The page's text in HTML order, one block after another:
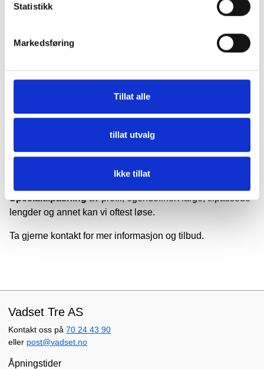
Statistikk
Markedsføring
Tillat alle
tillat utvalg
Ikke tillat
19x68mm utforing med 17mm fjør
69,00 kr /løpemeter
Priser inkl.mva. og veiledende, spør om tilbud.
har ikke mulighet til å lagerføre alt. Vi gir gjerne tilbud på
Spesialtilpasningav profil, egendefinert farge, tilpassede
lengder og annet kan vi oftest løse.
Ta gjerne kontakt for mer informasjon og tilbud.
Vadset Tre AS
Kontakt oss på 70 24 43 90
eller post@vadset.no
Åpningstider